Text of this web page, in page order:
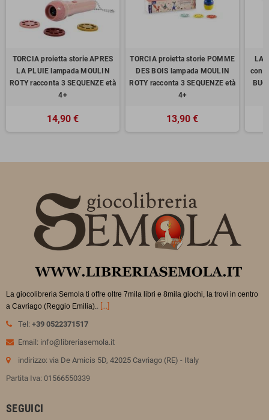
TORCIA proietta storie APRES
LA PLUIE lampada MOULIN
ROTY racconta 3 SEQUENZE età
4+
14,90 €
TORCIA proietta storie POMME
DES BOIS lampada MOULIN
ROTY racconta 3 SEQUENZE età
4+
13,90 €
con
La giocolibreria Semola ti offre oltre 7mila libri e 8mila giochi, la trovi in centro
a Cavriago (Reggio Emilia).. [...]
Tel: +39 0522371517
Email: info@libreriasemola.it
indirizzo: via De Amicis 5D, 42025 Cavriago (RE) - Italy
Partita Iva: 01566550339
SEGUICI